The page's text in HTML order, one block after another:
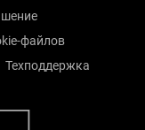
файлов
Техподдержка